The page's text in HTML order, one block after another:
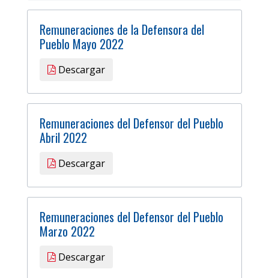
Remuneraciones de la Defensora del
Pueblo Mayo 2022
Descargar
Remuneraciones del Defensor del Pueblo
Abril 2022
Descargar
Remuneraciones del Defensor del Pueblo
Marzo 2022
Descargar